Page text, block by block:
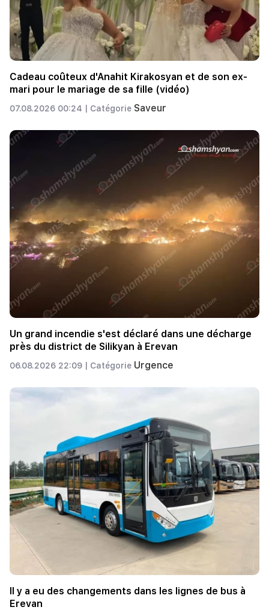
Cadeau coûteux d'Anahit Kirakosyan et de son ex-
mari pour le mariage de sa fille (vidéo)
07.08.2026 00:24 | Catégorie Saveur
Un grand incendie s'est déclaré dans une décharge
près du district de Silikyan à Erevan
06.08.2026 22:09 | Catégorie Urgence
Il y a eu des changements dans les lignes de bus à
Erevan